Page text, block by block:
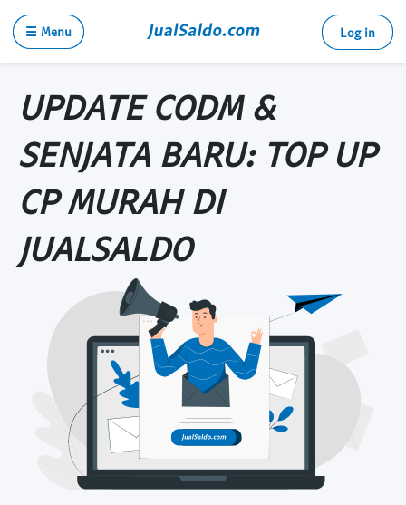
☰ Menu Log in
UPDATE CODM &
SENJATA BARU: TOP UP
CP MURAH DI
JUALSALDO